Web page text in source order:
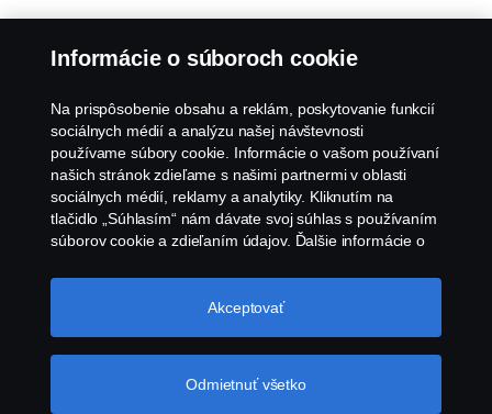
Informácie o súboroch cookie
Na prispôsobenie obsahu a reklám, poskytovanie funkcií
sociálnych médií a analýzu našej návštevnosti
používame súbory cookie. Informácie o vašom používaní
našich stránok zdieľame s našimi partnermi v oblasti
sociálnych médií, reklamy a analytiky. Kliknutím na
tlačidlo „Súhlasím“ nám dávate svoj súhlas s používaním
súborov cookie a zdieľaním údajov. Ďalšie informácie o
o súboroch cookie, ktorú nájdete kliknutím na odkaz za
týmto textom. Svoje súbory cookie môžete spravovať tiež
Odmietnuť všetko
Akceptovať